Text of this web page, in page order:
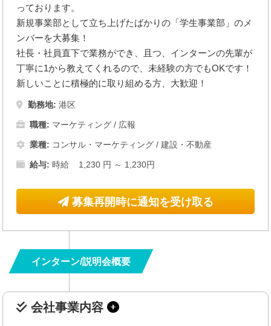
っております。
新規事業部として立ち上げたばかりの「学生事業部」のメ
ンバーを大募集！
社長・社員直下で業務ができ、且つ、インターンの先輩が
丁寧に1から教えてくれるので、未経験の方でもOKです！
新しいことに積極的に取り組める方、大歓迎！
勤務地: 港区
職種: マーケティング / 広報
業種: コンサル・マーケティング /建設・不動産
給与: 時給 1,230 円 ～ 1,230円
募集再開時に通知を受け取る
インターン/説明会概要
会社事業内容